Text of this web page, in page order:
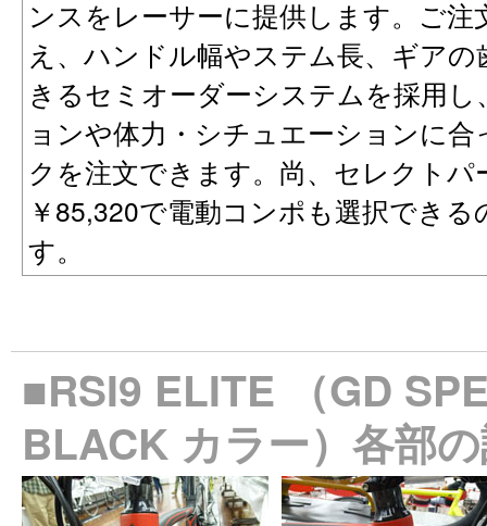
ンスをレーサーに提供します。ご
え、ハンドル幅やステム長、ギア
きるセミオーダーシステムを採用
ョンや体力・シチュエーションに
クを注文できます。尚、セレクト
￥85,320で電動コンポも選択でき
す。
■RSI9 ELITE （GD
BLACK カラー）各部